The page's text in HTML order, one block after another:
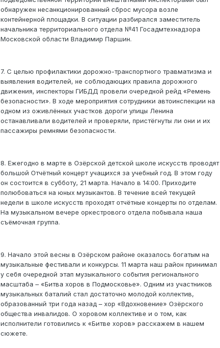
обнаружен несанкционированный сброс мусора возле
контейнерной площадки. В ситуации разбирался заместитель
начальника территориального отдела №41 Госадмтехнадзора
Московской области Владимир Паршин.
7. С целью профилактики дорожно-транспортного травматизма и
выявления водителей, не соблюдающих правила дорожного
движения, инспекторы ГИБДД провели очередной рейд «Ремень
безопасности». В ходе мероприятия сотрудники автоинспекции на
одном из оживлённых участков дороги улицы Ленина
останавливали водителей и проверяли, пристёгнуты ли они и их
пассажиры ремнями безопасности.
8. Ежегодно в марте в Озёрской детской школе искусств проводят
большой Отчётный концерт учащихся за учебный год. В этом году
он состоится в субботу, 21 марта. Начало в 14:00. Приходите
полюбоваться на юных музыкантов. В течение всей текущей
недели в школе искусств проходят отчётные концерты по отделам.
На музыкальном вечере оркестрового отдела побывала наша
съёмочная группа.
9. Начало этой весны в Озёрском районе оказалось богатым на
музыкальные фестивали и конкурсы. 11 марта наш район принимал
у себя очередной этап музыкального события регионального
масштаба – «Битва хоров в Подмосковье». Одним из участников
музыкальных баталий стал достаточно молодой коллектив,
образованный три года назад – хор «Вдохновение» Озёрского
общества инвалидов. О хоровом коллективе и о том, как
исполнители готовились к «Битве хоров» расскажем в нашем
сюжете.